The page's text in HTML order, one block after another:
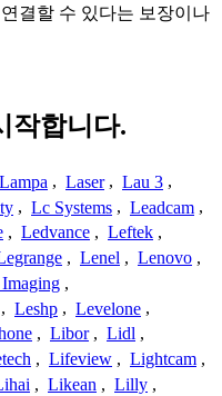
결할 수 있다는 보장이나
작합니다.
Lampa , Laser , Lau 3 ,
, Lc Systems , Leadcam ,
, Ledvance , Leftek ,
, Lenel , Lenovo ,
,
, Leshp , Levelone ,
, Libor , Lidl ,
, Lifeview , Lightcam ,
, Likean , Lilly ,